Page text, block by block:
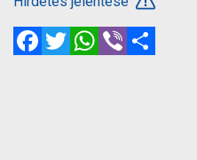
FacebookTwitterWhatsApp
Viber